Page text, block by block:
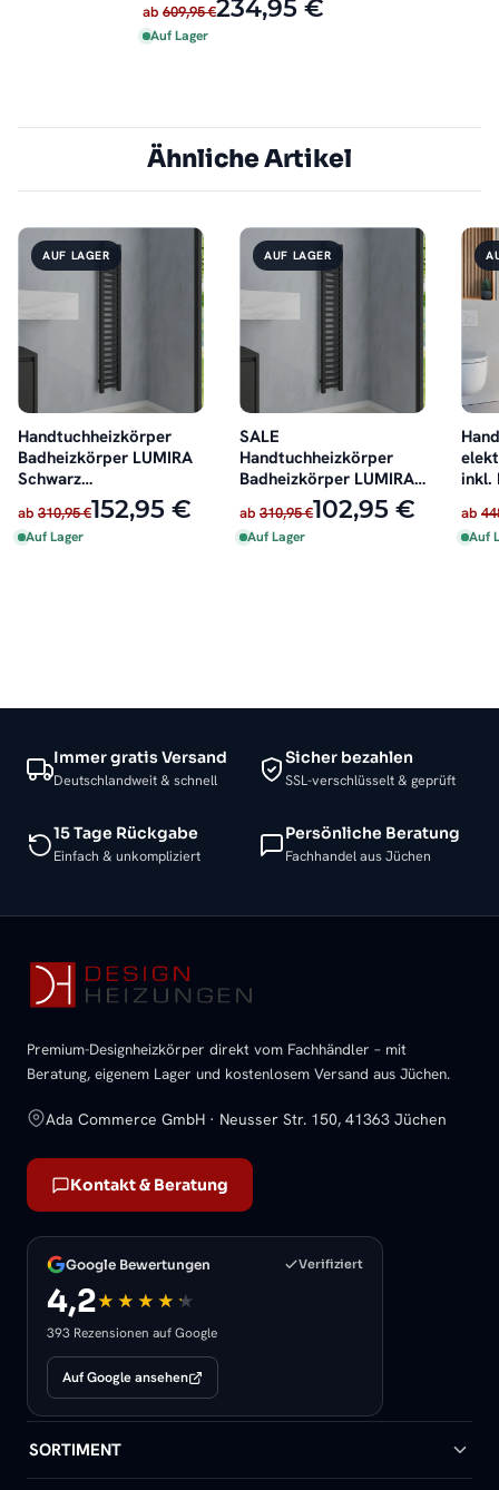
ab 609,95 €234,95 €
Auf Lager
Ähnliche Artikel
AUF LAGER
Handtuchheizkörper
Badheizkörper LUMIRA
Schwarz
Seitenanschluss
ab 310,95 €152,95 €
Auf Lager
AUF LAGER
SALE
Handtuchheizkörper
Badheizkörper LUMIRA
Seitenanschluss 20 cm
160 cm
ab 310,95 €102,95 €
Auf Lager
inkl.
ab
Auf
Immer gratis Versand
Deutschlandweit & schnell
Sicher bezahlen
SSL-verschlüsselt & geprüft
15 Tage Rückgabe
Einfach & unkompliziert
Persönliche Beratung
Fachhandel aus Jüchen
Premium-Designheizkörper direkt vom Fachhändler – mit
Beratung, eigenem Lager und kostenlosem Versand aus Jüchen.
Ada Commerce GmbH · Neusser Str. 150, 41363 Jüchen
Kontakt & Beratung
Google Bewertungen Verifiziert
4,2
393 Rezensionen auf Google
Auf Google ansehen
SORTIMENT